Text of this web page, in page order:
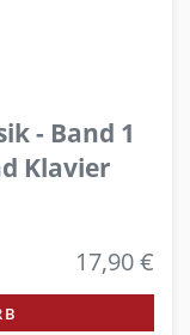
- Band 1
Klavier
17,90 €